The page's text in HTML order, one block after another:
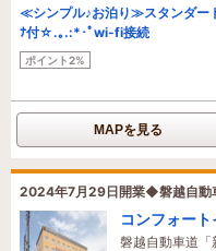
≪シンプル♪お泊り≫スタンダ
ﾅ付☆.｡.:*･ﾟwi-fi接続
ポイント2%
MAPを見る
2024年7月29日開業◆磐越自動
コンフォー
磐越自動車道